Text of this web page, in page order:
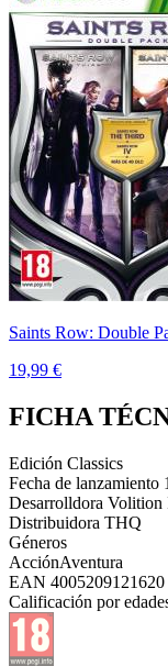
Saints Row: Double
19,99 €
FICHA
Edición Classics
Fecha de lanzamiento
Desarrolldora Volition
Distribuidora THQ
Géneros
AcciónAventura
EAN 4005209121620
Calificación por